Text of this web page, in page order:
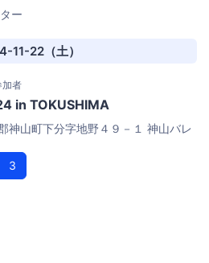
ー
11-22（土）
加者
in TOKUSHIMA
神山町下分字地野４９－１ 神山バレ
3